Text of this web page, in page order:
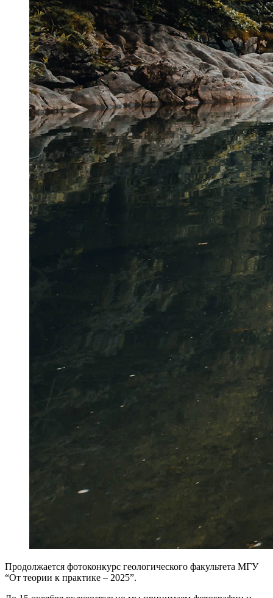
Продолжается фотоконкурс геологического факультета МГУ
“От теории к практике – 2025”.